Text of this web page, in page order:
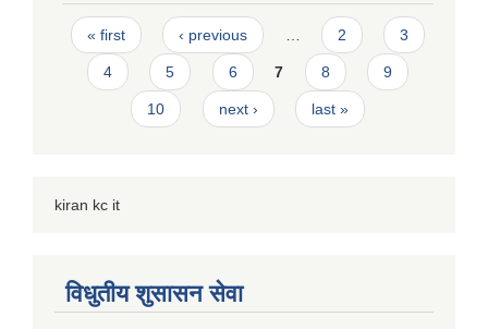
Pages
« first ‹ previous 2 3
4 5 6 7 8 9
10 next › last »
kiran kc it
विधुतीय शुसासन सेवा